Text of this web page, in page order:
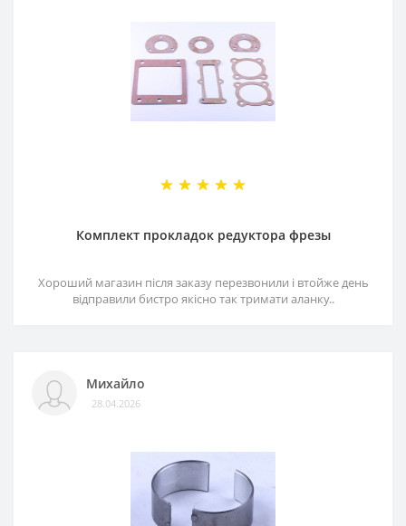
Комплект прокладок редуктора фрезы
Хороший магазин після заказу перезвонили і втойже день
відправили бистро якісно так тримати аланку..
Михайло
28.04.2026